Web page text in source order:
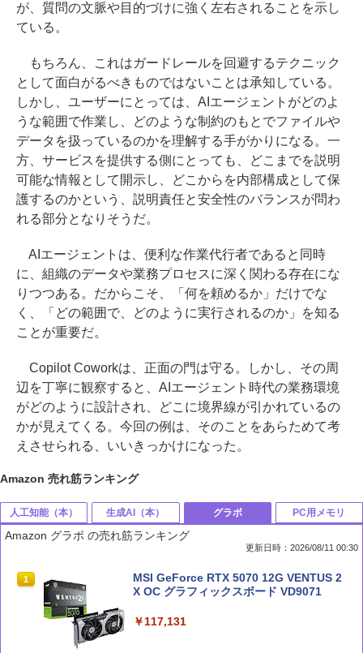
が、質問の文脈や目的づけに強く左右されることを示し
ている。
もちろん、これはガードレールを回避するテクニック
として面白がるべきものではないことは承知している。
しかし、ユーザーにとっては、AIエージェントがどのよ
うな範囲で作業し、どのような制約のもとでファイルや
データを扱っているのかを理解する手がかりになる。一
方、サービスを提供する側にとっても、どこまでを説明
可能な情報として開示し、どこからを内部構成として保
護するのかという、説明責任と安全性のバランスが問わ
れる部分となりそうだ。
AIエージェントは、便利な作業代行者であると同時
に、組織のデータや業務プロセスに深く関わる存在にな
りつつある。だからこそ、「何を頼めるか」だけでな
く、「どの範囲で、どのように実行されるのか」を知る
ことが重要だ。
Copilot Coworkは、正面の門は守る。しかし、その周
辺を丁寧に観察すると、AIエージェント時代の業務環境
がどのように設計され、どこに境界線が引かれているの
かが見えてくる。今回の例は、そのことをあらためて考
えさせられる、いいきっかけになった。
Amazon 売れ筋ランキング
人工知能（本）
1
部下としてのAI 世界一流エンジニアの
進化術
￥1,870
生成AI（本）
1
Claude 最強のAI自動化術 (AI仕事術シリ
ーズ)
￥2,640
グラボ
Amazon グラボ の売れ筋ランキング
更新日時：2026/08/11 00:30
1
MSI GeForce RTX 5070 12G VENTUS 2
X OC グラフィックスボード VD9071
￥117,131
PC用メモリ